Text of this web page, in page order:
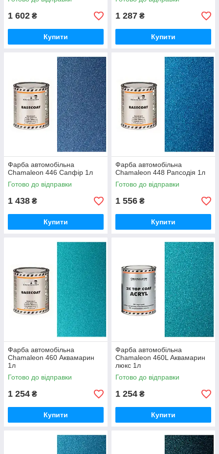
1 602 ₴
Купити
1 287 ₴
Купити
Фарба автомобільна
Chamaleon 446 Сапфір 1л
Готово до відправки
1 438 ₴
Купити
Фарба автомобільна
Chamaleon 448 Рапсодія 1л
Готово до відправки
1 556 ₴
Купити
Фарба автомобільна
Chamaleon 460 Аквамарин
1л
Готово до відправки
1 254 ₴
Купити
Фарба автомобільна
Chamaleon 460L Аквамарин
люкс 1л
Готово до відправки
1 254 ₴
Купити